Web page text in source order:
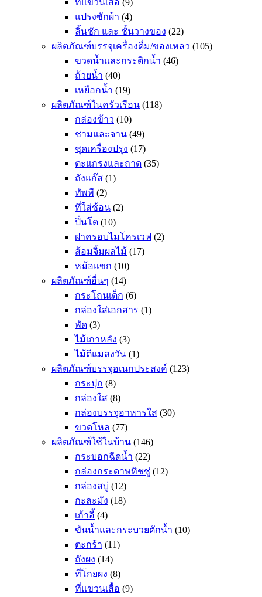
ที่แขวนเสื้อ (9)
แปรงซักผ้า (4)
ลิ้นชัก และ ชั้นวางของ (22)
ผลิตภัณฑ์บรรจุเครื่องดื่ม/ของเหลว (105)
ขวดน้ำและกระติกน้ำ (46)
ถ้วยน้ำ (40)
เหยือกน้ำ (19)
ผลิตภัณฑ์ในครัวเรือน (118)
กล่องข้าว (10)
ชามและจาน (49)
ชุดเครื่องปรุง (17)
ตะแกรงและถาด (35)
ถังแก๊ส (1)
ทัพพี (2)
ที่ใส่ช้อน (2)
ปิ่นโต (10)
ฝาครอบไมโครเวฟ (2)
ส้อมจิ้มผลไม้ (17)
หม้อแขก (10)
ผลิตภัณฑ์อื่นๆ (14)
กระโถนเด็ก (6)
กล่องใส่เอกสาร (1)
พัด (3)
ไม้เกาหลัง (3)
ไม้ตีแมลงวัน (1)
ผลิตภัณฑ์บรรจุอเนกประสงค์ (123)
กระปุก (8)
กล่องใส (8)
กล่องบรรจุอาหารใส (30)
ขวดโหล (77)
ผลิตภัณฑ์ใช้ในบ้าน (146)
กระบอกฉีดน้ำ (22)
กล่องกระดาษทิชชู่ (12)
กล่องสบู่ (12)
กะละมัง (18)
เก้าอี้ (4)
ขันน้ำและกระบวยตักน้ำ (10)
ตะกร้า (11)
ถังผง (14)
ที่โกยผง (8)
ที่แขวนเสื้อ (9)